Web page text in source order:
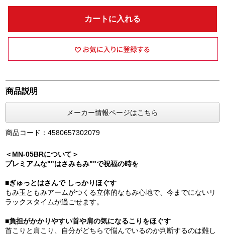
カートに入れる
商品説明
メーカー情報ページはこちら
商品コード：4580657302079
＜MN-05BRについて＞
プレミアムな""はさみもみ""で祝福の時を
■ぎゅっとはさんで しっかりほぐす
もみ玉ともみアームがつくる立体的なもみ心地で、今までにないリ
ラックスタイムが過ごせます。
■負担がかかりやすい首や肩の気になるこりをほぐす
首こりと肩こり、自分がどちらで悩んでいるのか判断するのは難し